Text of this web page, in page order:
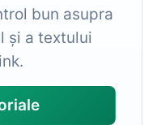
bun asupra
și a textului